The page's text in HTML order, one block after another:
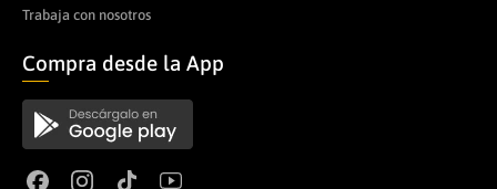
Trabaja con nosotros
Compra desde la App